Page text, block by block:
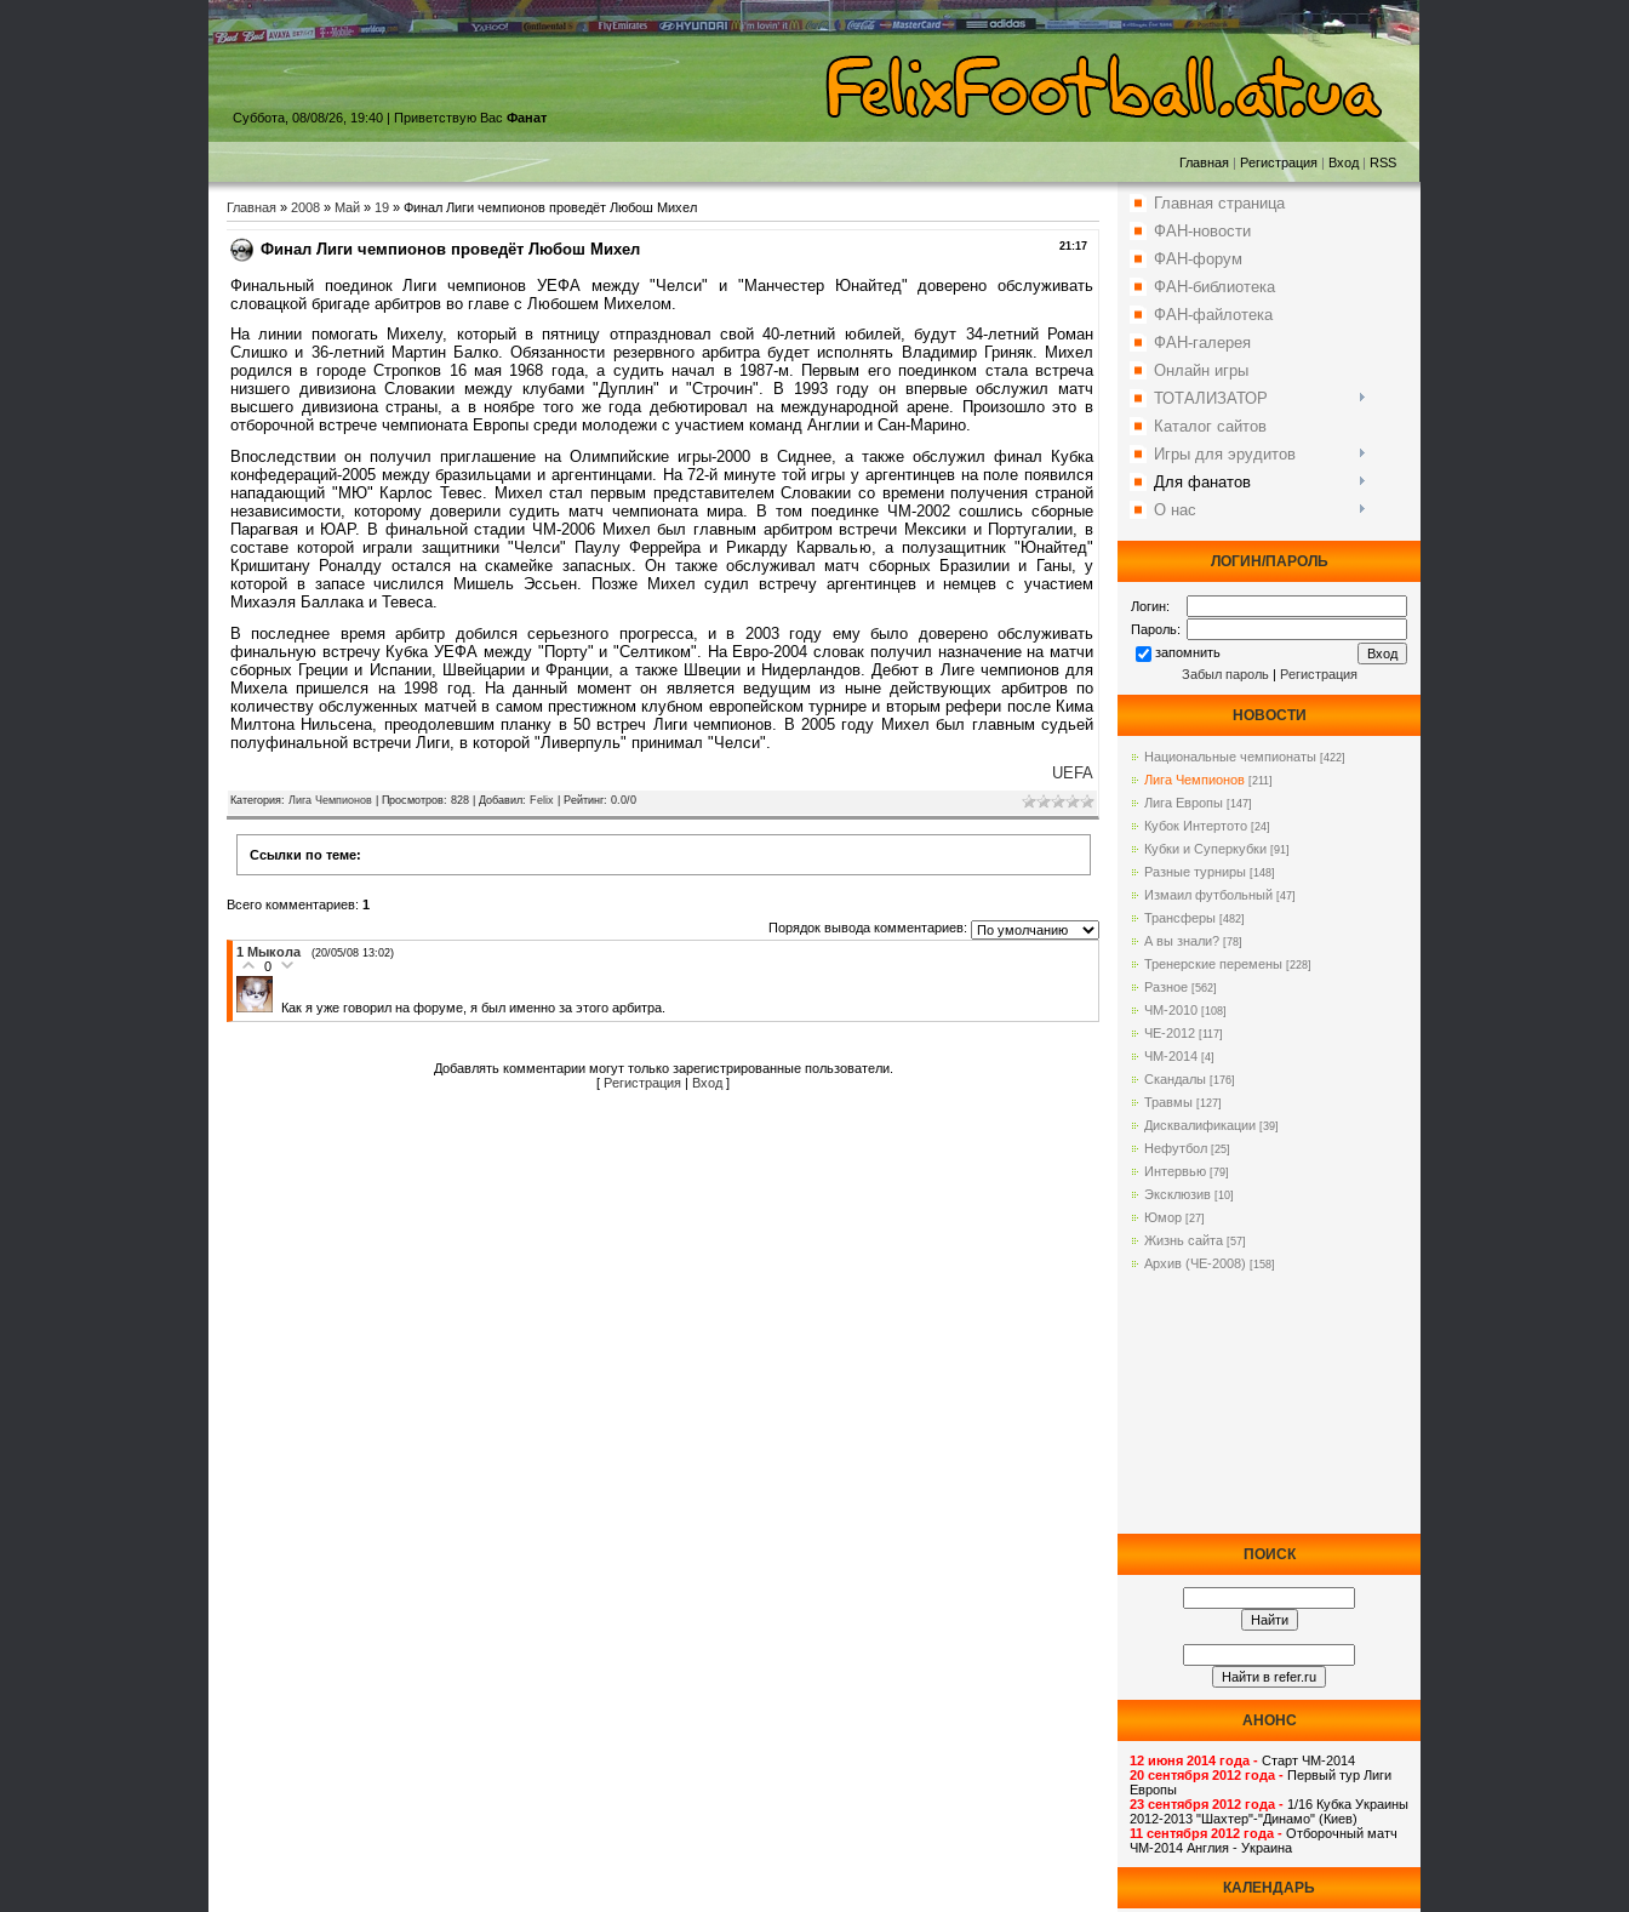
Суббота, 08/08/26, 19:40 | Приветствую Вас Фанат
Главная | Регистрация | Вход | RSS
Главная » 2008 » Май » 19 » Финал Лиги чемпионов проведёт Любош Михел
21:17
Финал Лиги чемпионов проведёт Любош Михел
Финальный поединок Лиги чемпионов УЕФА между "Челси" и "Манчестер Юнайтед" доверено обслуживать
словацкой бригаде арбитров во главе с Любошем Михелом.
На линии помогать Михелу, который в пятницу отпраздновал свой 40-летний юбилей, будут 34-летний Роман
Слишко и 36-летний Мартин Балко. Обязанности резервного арбитра будет исполнять Владимир Гриняк. Михел
родился в городе Стропков 16 мая 1968 года, а судить начал в 1987-м. Первым его поединком стала встреча
низшего дивизиона Словакии между клубами "Дуплин" и "Строчин". В 1993 году он впервые обслужил матч
высшего дивизиона страны, а в ноябре того же года дебютировал на международной арене. Произошло это в
отборочной встрече чемпионата Европы среди молодежи с участием команд Англии и Сан-Марино.
Впоследствии он получил приглашение на Олимпийские игры-2000 в Сиднее, а также обслужил финал Кубка
конфедераций-2005 между бразильцами и аргентинцами. На 72-й минуте той игры у аргентинцев на поле появился
нападающий "МЮ" Карлос Тевес. Михел стал первым представителем Словакии со времени получения страной
независимости, которому доверили судить матч чемпионата мира. В том поединке ЧМ-2002 сошлись сборные
Парагвая и ЮАР. В финальной стадии ЧМ-2006 Михел был главным арбитром встречи Мексики и Португалии, в
составе которой играли защитники "Челси" Паулу Феррейра и Рикарду Карвалью, а полузащитник "Юнайтед"
Кришитану Роналду остался на скамейке запасных. Он также обслуживал матч сборных Бразилии и Ганы, у
которой в запасе числился Мишель Эссьен. Позже Михел судил встречу аргентинцев и немцев с участием
Михаэля Баллака и Тевеса.
В последнее время арбитр добился серьезного прогресса, и в 2003 году ему было доверено обслуживать
финальную встречу Кубка УЕФА между "Порту" и "Селтиком". На Евро-2004 словак получил назначение на матчи
сборных Греции и Испании, Швейцарии и Франции, а также Швеции и Нидерландов. Дебют в Лиге чемпионов для
Михела пришелся на 1998 год. На данный момент он является ведущим из ныне действующих арбитров по
количеству обслуженных матчей в самом престижном клубном европейском турнире и вторым рефери после Кима
Милтона Нильсена, преодолевшим планку в 50 встреч Лиги чемпионов. В 2005 году Михел был главным судьей
полуфинальной встречи Лиги, в которой "Ливерпуль" принимал "Челси".
UEFA
Категория: Лига Чемпионов Просмотров: 828 | Добавил: Felix Рейтинг: 0.0/0
Ссылки по теме:
Всего комментариев: 1
Порядок вывода комментариев:
1 Мыкола (20/05/08 13:02)
0
Как я уже говорил на форуме, я был именно за этого арбитра.
Добавлять комментарии могут только зарегистрированные пользователи.
[ Регистрация | Вход ]
Главная страница
ФАН-новости
ФАН-форум
ФАН-библиотека
ФАН-файлотека
ФАН-галерея
Онлайн игры
ТОТАЛИЗАТОР
Каталог сайтов
Игры для эрудитов
Для фанатов
О нас
ЛОГИН/ПАРОЛЬ
Логин:
Пароль:
запомнить
Забыл пароль| Регистрация
НОВОСТИ
Национальные чемпионаты [422]
Лига Чемпионов [211]
Лига Европы [147]
Кубок Интертото [24]
Кубки и Суперкубки [91]
Разные турниры [148]
Измаил футбольный [47]
Трансферы [482]
А вы знали? [78]
Тренерские перемены [228]
Разное [562]
ЧМ-2010 [108]
ЧЕ-2012 [117]
ЧМ-2014 [4]
Cкандалы [176]
Травмы [127]
Дисквалификации [39]
Нефутбол [25]
Интервью [79]
Эксклюзив [10]
Юмор [27]
Жизнь сайта [57]
Архив (ЧЕ-2008) [158]
ПОИСК
АНОНС
12 июня 2014 года - Старт ЧМ-2014
20 сентября 2012 года - Первый тур Лиги
Европы
23 сентября 2012 года - 1/16 Кубка Украины
2012-2013 "Шахтер"-"Динамо" (Киев)
11 сентября 2012 года - Отборочный матч
ЧМ-2014 Англия - Украина
КАЛЕНДАРЬ